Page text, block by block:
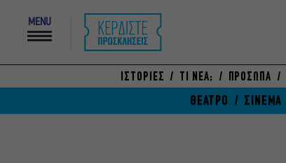
MENU
ΙΣΤΟΡΙΕΣ ΤΙ ΝΕΑ; ΠΡΟΣΩΠΑ
ΘΕΑΤΡΟ ΣΙΝΕΜΑ